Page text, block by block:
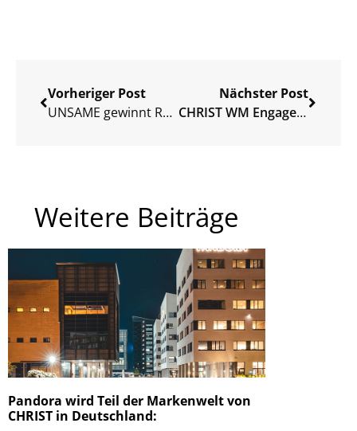
Vorheriger Post
UNSAME gewinnt Robin Gosens als Brand Ambassador
Nächster Post
CHRIST WM Engagement
Weitere Beiträge
Pandora wird Teil der Markenwelt von
CHRIST in Deutschland: